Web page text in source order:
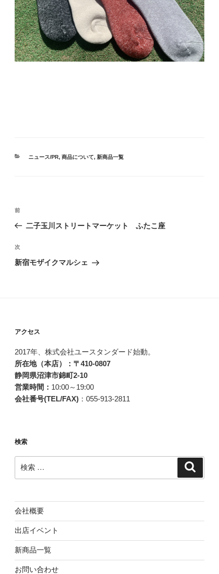
カ
ニュース/PR, 商品について, 新商品一覧
投
ビ
ゲ
過
去
投
稿
前
二子玉川ストリートマーケット ふたこ座
次
の
次
新宿モザイクマルシェ
アクセス
2017年、株式会社ユースタンダード始動。
所在地（本店）：〒410-0807
静岡県沼津市錦町2-10
営業時間： 10:00～19:00
会社番号(TEL/FAX) ：055-913-2811
検索
索:
会社概要
出店イベント
新商品一覧
お問い合わせ